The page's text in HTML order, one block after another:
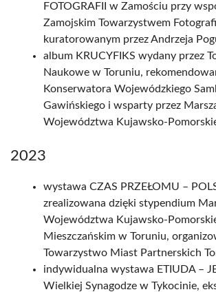
FOTOGRAFII w Zamościu przy
Zamojskim Towarzystwem
kuratorowanym przez Andrzeja
album KRUCYFIKS wydany przez
Naukowe w Toruniu,
Konserwatora Wojewódzkiego
Gawińskiego i wsparty przez
Województwa Kujawsko-
2023
wystawa CZAS PRZEŁOMU –
zrealizowana dzięki stypendium
Województwa Kujawsko-
Mieszczańskim w Toruniu,
Towarzystwo Miast Partnerskich
indywidualna wystawa ETIUDA –
Wielkiej Synagodze w Tykocinie,